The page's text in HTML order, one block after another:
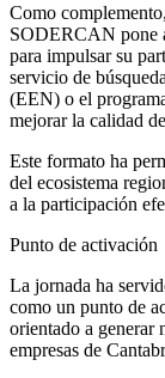
Como
SODERCAN pone
para impulsar su
servicio de
(EEN) o el
mejorar la calidad
Este formato ha
del ecosistema
a la participación
Punto de activación
La jornada ha
como un punto de
orientado a generar
empresas de